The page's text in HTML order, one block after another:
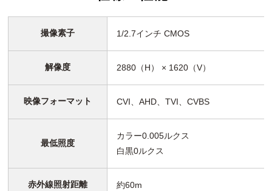
撮像素子 1/2.7インチ CMOS
解像度 2880（H） × 1620（V）
映像フォーマット CVI、AHD、TVI、CVBS
最低照度
カラー0.005ルクス
白黒0ルクス
赤外線照射距離 約60m